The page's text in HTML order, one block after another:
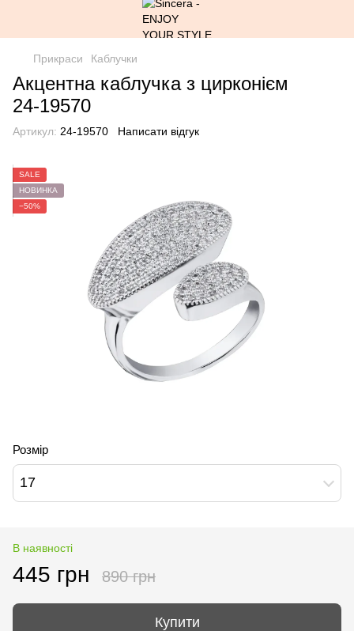
Прикраси Каблучки
Акцентна каблучка з цирконієм
24-19570
Артикул: 24-19570 Написати відгук
SALE
НОВИНКА
−50%
Розмір
17
В наявності
445 грн 890 грн
Купити